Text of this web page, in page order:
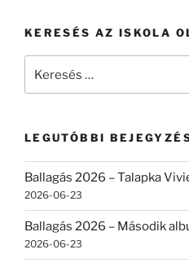
KERESÉS AZ ISKOLA
LEGUTÓBBI
Ballagás 2026 – Talapka
2026-06-23
Ballagás 2026 – Második
2026-06-23